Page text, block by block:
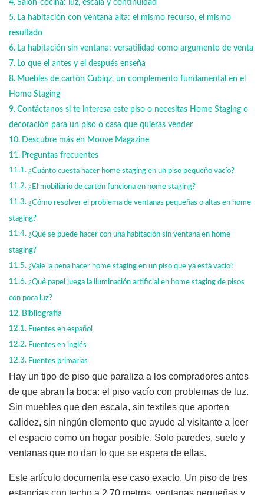
Salón-cocina: luz, escala y continuidad
La habitación con ventana alta: el mismo recurso, el mismo
resultado
La habitación sin ventana: versatilidad como argumento de venta
Lo que el antes y el después enseña
Muebles de cartón Cubiqz, un complemento fundamental en el
Home Staging
Contáctanos si te interesa este piso o necesitas Home Staging o
decoración para un piso o casa que quieras vender
Descubre más en Moove Magazine
Preguntas frecuentes
¿Cuánto cuesta hacer home staging en un piso pequeño vacío?
¿El mobiliario de cartón funciona en home staging?
¿Cómo resolver el problema de ventanas pequeñas o altas en home
staging?
¿Qué se puede hacer con una habitación sin ventana en home
staging?
¿Vale la pena hacer home staging en un piso que ya está vacío?
¿Qué papel juega la iluminación artificial en home staging de pisos
con poca luz?
Bibliografía
Fuentes en español
Fuentes en inglés
Fuentes primarias
Hay un tipo de piso que paraliza a los compradores antes
de que abran la boca: el piso vacío con problemas de luz.
Sin muebles que den escala, sin textiles que aporten
calidez, sin ningún elemento que ayude al visitante a leer
el espacio como un hogar posible. Solo paredes, suelo y
ventanas que no dan lo que se espera de ellas.
Este artículo documenta ese caso exacto. Un piso de tres
estancias con techo a 2,70 metros, ventanas pequeñas y